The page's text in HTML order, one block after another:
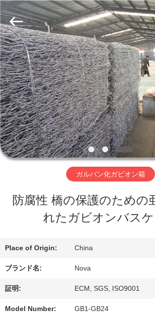
家
へ
製
品
VR
シ
ョ
ー
Copyright
©
2019
-
2026
Hebei
Nova
Metal
Wire
Mesh
Products
Co.,
Ltd..
All
Rights
Reserved.
ガルバン化ガビオン箱
防腐性 橋の保護のための
れたガビオンバスケ
Place of Origin: China
ブランド名: Nova
証明: ECM, SGS, ISO9001
Model Number: GB1-GB24